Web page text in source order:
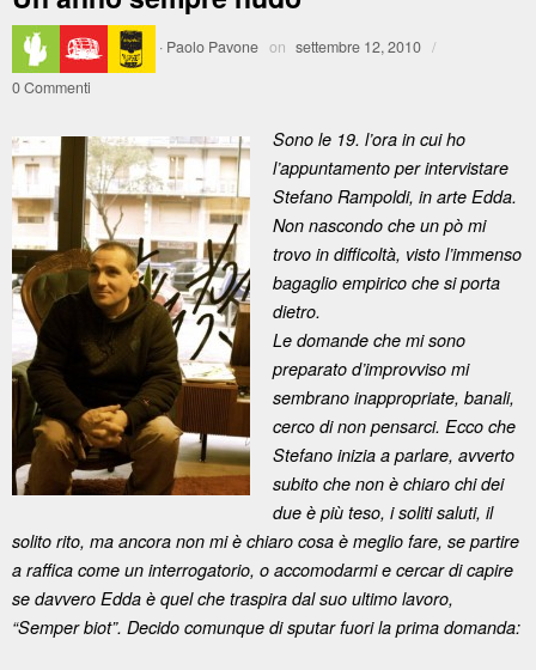
· Paolo Pavone on settembre 12, 2010 /
0 Commenti
Sono le 19. l’ora in cui ho
l’appuntamento per intervistare
Stefano Rampoldi, in arte Edda.
Non nascondo che un pò mi
trovo in difficoltà, visto l’immenso
bagaglio empirico che si porta
dietro.
Le domande che mi sono
preparato d’improvviso mi
sembrano inappropriate, banali,
cerco di non pensarci. Ecco che
Stefano inizia a parlare, avverto
subito che non è chiaro chi dei
due è più teso, i soliti saluti, il
solito rito, ma ancora non mi è chiaro cosa è meglio fare, se partire
a raffica come un interrogatorio, o accomodarmi e cercar di capire
se davvero Edda è quel che traspira dal suo ultimo lavoro,
“Semper biot”. Decido comunque di sputar fuori la prima domanda: